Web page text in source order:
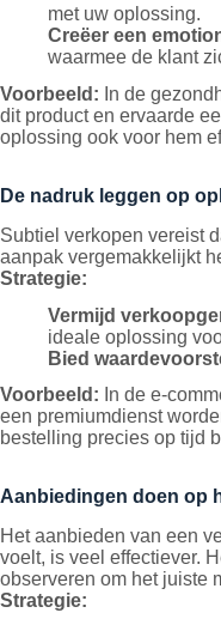
met uw oplossing.
Creëer een
waarmee de klant
Voorbeeld: In de
dit product en ervaarde
oplossing ook voor hem
De nadruk leggen op
Subtiel verkopen vereist
aanpak vergemakkelijkt
Strategie:
Vermijd
ideale oplossing
Bied
Voorbeeld: In de e-
een premiumdienst
bestelling precies op tijd
Aanbiedingen doen op
Het aanbieden van een
voelt, is veel effectiever.
observeren om het juiste
Strategie: